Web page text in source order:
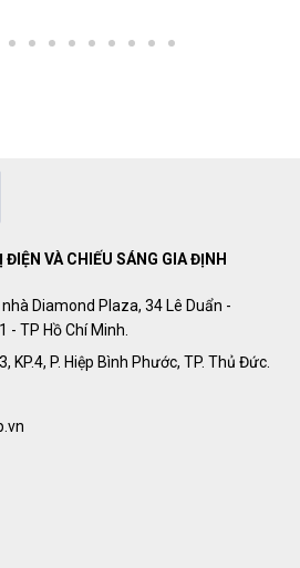
VÀ CHIẾU SÁNG GIA ĐỊNH
Diamond Plaza, 34 Lê Duẩn -
- TP Hồ Chí Minh.
P. Hiệp Bình Phước, TP. Thủ Đức.